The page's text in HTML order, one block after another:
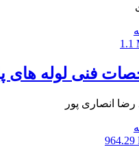
1.1
فنی لوله های
انصاری پور
964.29